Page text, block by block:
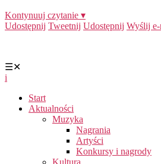
Kontynuuj czytanie ▾
Udostępnij Tweetnij Udostępnij Wyślij
☰✕
i
Start
Aktualności
Muzyka
Nagrania
Artyści
Konkursy i nagrody
Kultura